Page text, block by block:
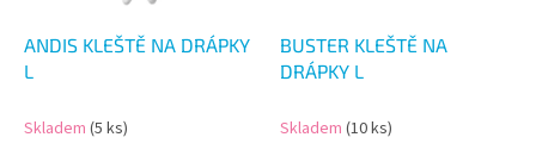
ANDIS KLEŠTĚ NA DRÁPKY
L
Skladem (5 ks)
BUSTER KLEŠTĚ NA
DRÁPKY L
Skladem (10 ks)